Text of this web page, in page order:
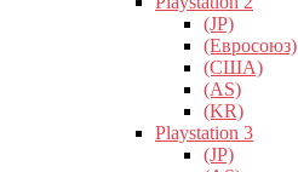
(JP)
(Евросоюз)
(США)
(AS)
(KR)
Playstation 3
(JP)